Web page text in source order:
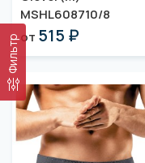
Фильтр
MSHL608710/8
от 515 ₽